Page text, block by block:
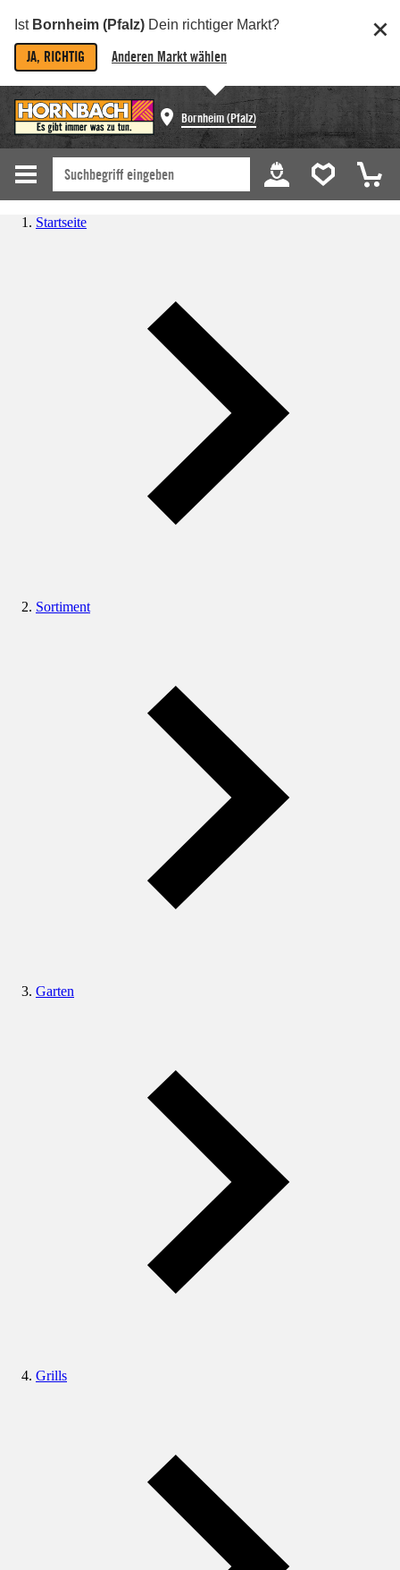
Ist Bornheim (Pfalz) Dein richtiger Markt?
JA, RICHTIG Anderen Markt wählen
Bornheim (Pfalz)
Startseite
Sortiment
Garten
Grills